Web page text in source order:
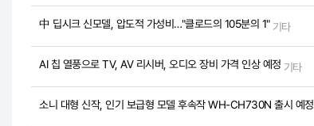
中 딥시크 신모델, 압도적 가성비…"클로드의 105분의 1" 기타
AI 칩 열풍으로 TV, AV 리시버, 오디오 장비 가격 인상 예정 기타
소니 대형 신작, 인기 보급형 모델 후속작 WH-CH730N 출시 예정